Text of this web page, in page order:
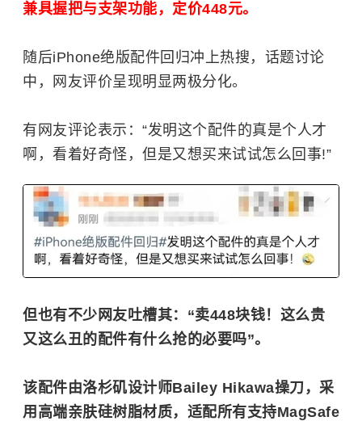
兼具握把与支架功能，定价448元。
随后iPhone绝版配件回归冲上热搜，话题讨论
中，网友评价呈现明显两极分化。
有网友评论表示：“发明这个配件的真是个人才
啊，看着好奇怪，但是又想买来试试怎么回事!”
但也有不少网友吐槽其：“卖448块钱！这么贵
又这么丑的配件有什么抢的必要吗”。
该配件由洛杉矶设计师Bailey Hikawa操刀，采
用高端亲肤硅树脂材质，适配所有支持MagSafe